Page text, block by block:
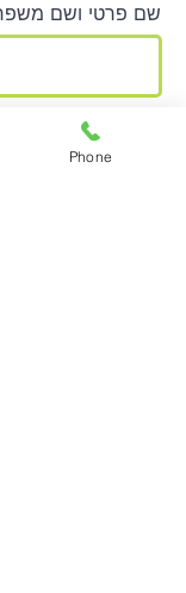
שם פרטי ושם
Phone